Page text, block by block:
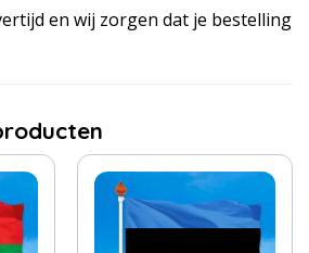
en wij zorgen dat je bestelling